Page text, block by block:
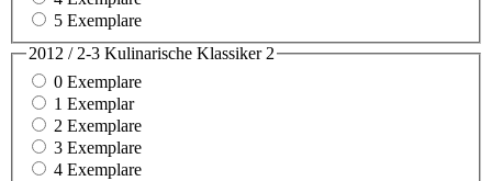
5 Exemplare
2012 / 2-3 Kulinarische Klassiker 2
0 Exemplare
1 Exemplar
2 Exemplare
3 Exemplare
4 Exemplare